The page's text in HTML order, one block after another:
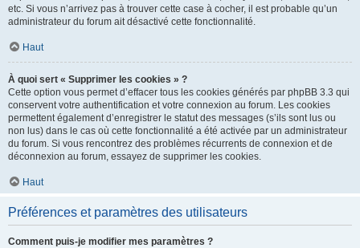
etc. Si vous n’arrivez pas à trouver cette case à cocher, il est probable qu’un
administrateur du forum ait désactivé cette fonctionnalité.
Haut
À quoi sert « Supprimer les cookies » ?
Cette option vous permet d’effacer tous les cookies générés par phpBB 3.3 qui
conservent votre authentification et votre connexion au forum. Les cookies
permettent également d’enregistrer le statut des messages (s’ils sont lus ou
non lus) dans le cas où cette fonctionnalité a été activée par un administrateur
du forum. Si vous rencontrez des problèmes récurrents de connexion et de
déconnexion au forum, essayez de supprimer les cookies.
Haut
Préférences et paramètres des utilisateurs
Comment puis-je modifier mes paramètres ?